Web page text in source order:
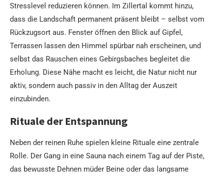
Stresslevel reduzieren können. Im Zillertal kommt hinzu,
dass die Landschaft permanent präsent bleibt – selbst vom
Rückzugsort aus. Fenster öffnen den Blick auf Gipfel,
Terrassen lassen den Himmel spürbar nah erscheinen, und
selbst das Rauschen eines Gebirgsbaches begleitet die
Erholung. Diese Nähe macht es leicht, die Natur nicht nur
aktiv, sondern auch passiv in den Alltag der Auszeit
einzubinden.
Rituale der Entspannung
Neben der reinen Ruhe spielen kleine Rituale eine zentrale
Rolle. Der Gang in eine Sauna nach einem Tag auf der Piste,
das bewusste Dehnen müder Beine oder das langsame